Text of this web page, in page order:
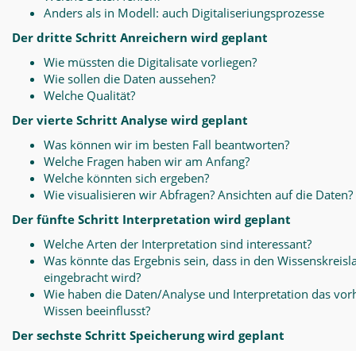
Anders als in Modell: auch Digitaliseriungsprozesse
Der dritte Schritt Anreichern wird geplant
Wie müssten die Digitalisate vorliegen?
Wie sollen die Daten aussehen?
Welche Qualität?
Der vierte Schritt Analyse wird geplant
Was können wir im besten Fall beantworten?
Welche Fragen haben wir am Anfang?
Welche könnten sich ergeben?
Wie visualisieren wir Abfragen? Ansichten auf die Daten?
Der fünfte Schritt Interpretation wird geplant
Welche Arten der Interpretation sind interessant?
Was könnte das Ergebnis sein, dass in den
eingebracht wird?
Wie haben die Daten/Analyse und Interpretation das
Wissen beeinflusst?
Der sechste Schritt Speicherung wird geplant